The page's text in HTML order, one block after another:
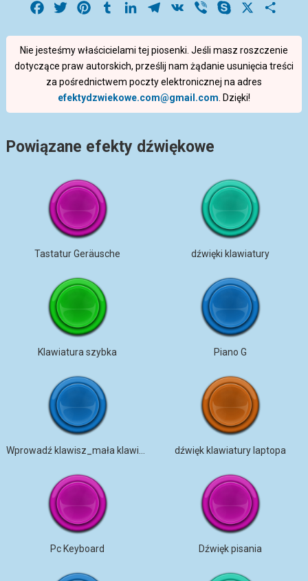
Facebook
Twitter PinterestTumblrLinkedInTelegram
VK Viber Skype
Nie jesteśmy właścicielami tej piosenki. Jeśli masz roszczenie
dotyczące praw autorskich, prześlij nam żądanie usunięcia treści
za pośrednictwem poczty elektronicznej na adres
efektydzwiekowe.com@gmail.com . Dzięki!
Powiązane efekty dźwiękowe
Tastatur Geräusche dźwięki klawiatury
Klawiatura szybka Piano G
dźwięk klawiatury laptopa
Pc Keyboard Dźwięk pisania